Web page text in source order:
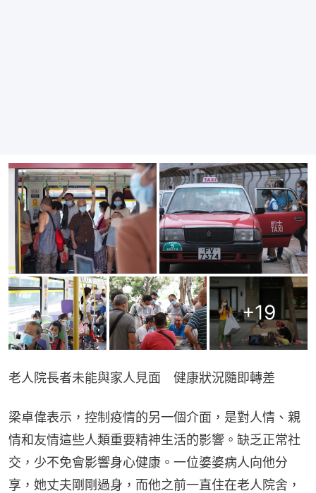
+19
老人院長者未能與家人見面　健康狀況隨即轉差
梁卓偉表示，控制疫情的另一個介面，是對人情、親
情和友情這些人類重要精神生活的影響。缺乏正常社
交，少不免會影響身心健康。一位婆婆病人向他分
享，她丈夫剛剛過身，而他之前一直住在老人院舍，